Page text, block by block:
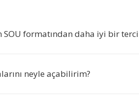
SOU formatından daha iyi bir
neyle açabilirim?